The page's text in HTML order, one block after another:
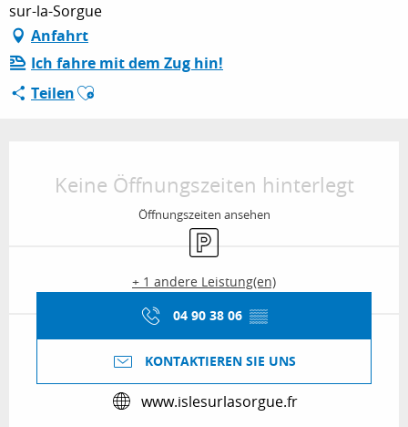
AUFENTHALT
ESPACE PRO
sur-la-Sorgue
Anfahrt
Ich fahre mit dem Zug hin!
TeilenAjouter aux favoris
Keine Öffnungszeiten hinterlegt
Öffnungszeiten ansehen
Parkplatz
+ 1 andere Leistung(en)
04 90 38 06 ▒▒
KONTAKTIEREN SIE UNS
www.islesurlasorgue.fr